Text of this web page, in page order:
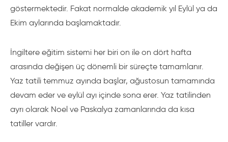
göstermektedir. Fakat normalde akademik yıl Eylül ya da
Ekim aylarında başlamaktadır.
İngiltere eğitim sistemi her biri on ile on dört hafta
arasında değişen üç dönemli bir süreçte tamamlanır.
Yaz tatili temmuz ayında başlar, ağustosun tamamında
devam eder ve eylül ayı içinde sona erer. Yaz tatilinden
ayrı olarak Noel ve Paskalya zamanlarında da kısa
tatiller vardır.